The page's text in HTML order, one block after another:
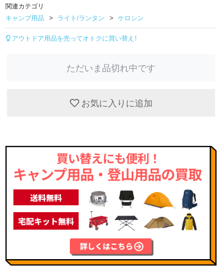
関連カテゴリ
キャンプ用品
ライト/ランタン ケロシン
アウトドア用品を売ってオトクに買い替え！
ただいま品切れ中です
お気に入りに追加